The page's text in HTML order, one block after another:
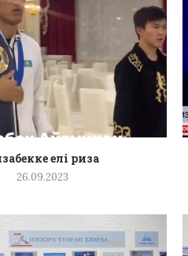
елі риза
26.09.2023